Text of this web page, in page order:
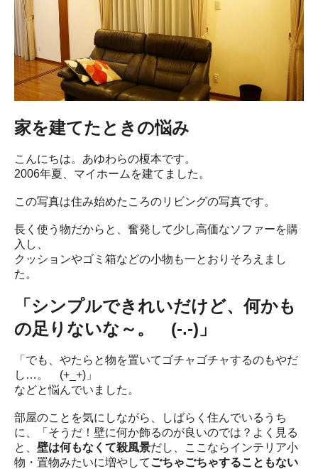
家を建てたときの悩み
こんにちは。あゆわらの榎本です。
2006年夏、マイホームを建てました。
この写真は住み始めたころのリビングの写真です。
長く使う物だからと、奮発して少し高価なソファーを購
入し、
クッションやゴミ箱などの小物も一とおりそろえまし
た。
「シンプルできれいだけど、何かも
の足りないな～。 (-.-)」
「でも、やたらと物を置いてゴチャゴチャするのもやだ
し…。 (+_+)」
などと悩んでいました。
部屋のことを気にしながら、しばらく住んでいるうち
に、「そうだ！壁に何か飾るのが良いのでは？よく見る
と、 壁は何もなくて殺風景だし、ここならインテリア小
物・置物みたいに増やして ごちゃごちゃすることもない